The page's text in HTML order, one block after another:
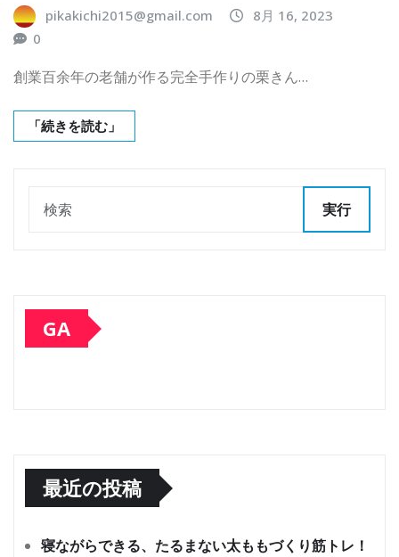
pikakichi2015@gmail.com
8月 16, 2023
0
創業百余年の老舗が作る完全手作りの栗きん…
「続きを読む」
実行
GA
最近の投稿
寝ながらできる、たるまない太ももづくり筋トレ！